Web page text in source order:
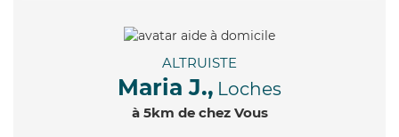
ALTRUISTE
Maria J., Loches
à 5km de chez Vous